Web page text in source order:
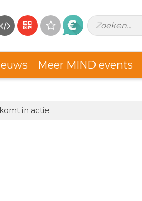
Zoeken...
Meer MIND events
in actie